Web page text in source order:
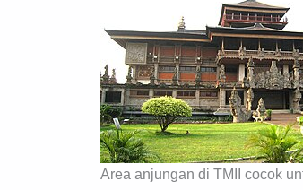
Area anjungan di TMII cocok